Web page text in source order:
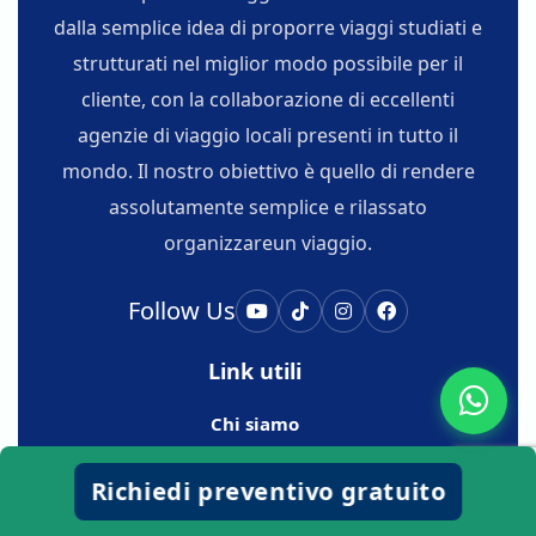
conoscenza della civiltà egizia: Ussama al
Cairo e soprattutto Adel Alì Abdel Rohman
per la crociera sul Nilo e la passione che ha
saputo trasmetterci. Tutto perfetto, consiglio
Richiedi preventivo gratuito
dalla semplice idea di proporre viaggi studiati e
strutturati nel miglior modo possibile per il
cliente, con la collaborazione di eccellenti
agenzie di viaggio locali presenti in tutto il
mondo. Il nostro obiettivo è quello di rendere
assolutamente semplice e rilassato
organizzareun viaggio.
Follow Us
Link utili
Chi siamo
Contattaci
Termini e Condizioni